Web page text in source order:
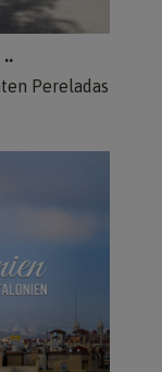
..
Pereladas